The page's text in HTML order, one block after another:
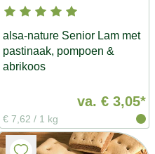
alsa-nature Senior Lam met
pastinaak, pompoen &
abrikoos
va. € 3,05*
€ 7,62 / 1 kg